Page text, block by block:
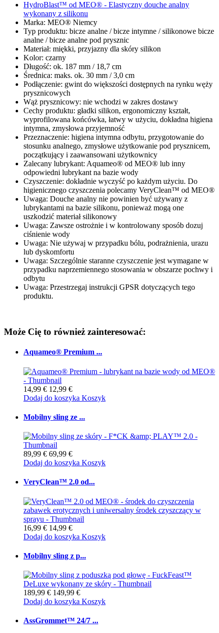
HydroBlast™ od MEO® - Elastyczny douche analny
wykonany z silikonu
Marka: MEO® Niemcy
Typ produktu: bicze analne / bicze intymne / silikonowe bicze
analne / bicze analne pod prysznic
Materiał: miękki, przyjazny dla skóry silikon
Kolor: czarny
Długość: ok. 187 mm / 18,7 cm
Średnica: maks. ok. 30 mm / 3,0 cm
Podłączenie: gwint do większości dostępnych na rynku węży
prysznicowych
Wąż prysznicowy: nie wchodzi w zakres dostawy
Cechy produktu: gładki silikon, ergonomiczny kształt,
wyprofilowana końcówka, łatwy w użyciu, dokładna higiena
intymna, zmysłowa przyjemność
Przeznaczenie: higiena intymna odbytu, przygotowanie do
stosunku analnego, zmysłowe użytkowanie pod prysznicem,
początkujący i zaawansowani użytkownicy
Zalecany lubrykant: Aquameo® od MEO® lub inny
odpowiedni lubrykant na bazie wody
Czyszczenie: dokładnie wyczyść po każdym użyciu. Do
higienicznego czyszczenia polecamy VeryClean™ od MEO®
Uwaga: Douche analny nie powinien być używany z
lubrykantami na bazie silikonu, ponieważ mogą one
uszkodzić materiał silikonowy
Uwaga: Zawsze ostrożnie i w kontrolowany sposób dozuj
ciśnienie wody
Uwaga: Nie używaj w przypadku bólu, podrażnienia, urazu
lub dyskomfortu
Uwaga: Szczególnie staranne czyszczenie jest wymagane w
przypadku naprzemiennego stosowania w obszarze pochwy i
odbytu
Uwaga: Przestrzegaj instrukcji GPSR dotyczących tego
produktu.
Może Cię to również zainteresować:
Aquameo® Premium ...
14,99 € 12,99 €
Dodaj do koszyka Koszyk
Mobilny sling ze ...
89,99 € 69,99 €
Dodaj do koszyka Koszyk
VeryClean™ 2.0 od...
16,99 € 14,99 €
Dodaj do koszyka Koszyk
Mobilny sling z p...
189,99 € 149,99 €
Dodaj do koszyka Koszyk
AssGrommet™ 24/7 ...